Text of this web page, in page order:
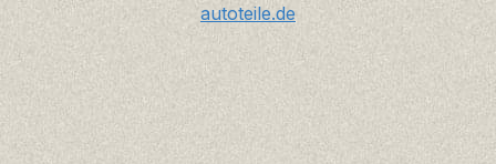
autoteile.de